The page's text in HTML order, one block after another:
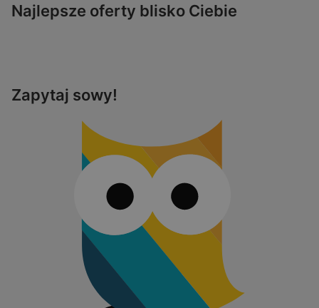
Najlepsze oferty blisko Ciebie
Zapytaj sowy!